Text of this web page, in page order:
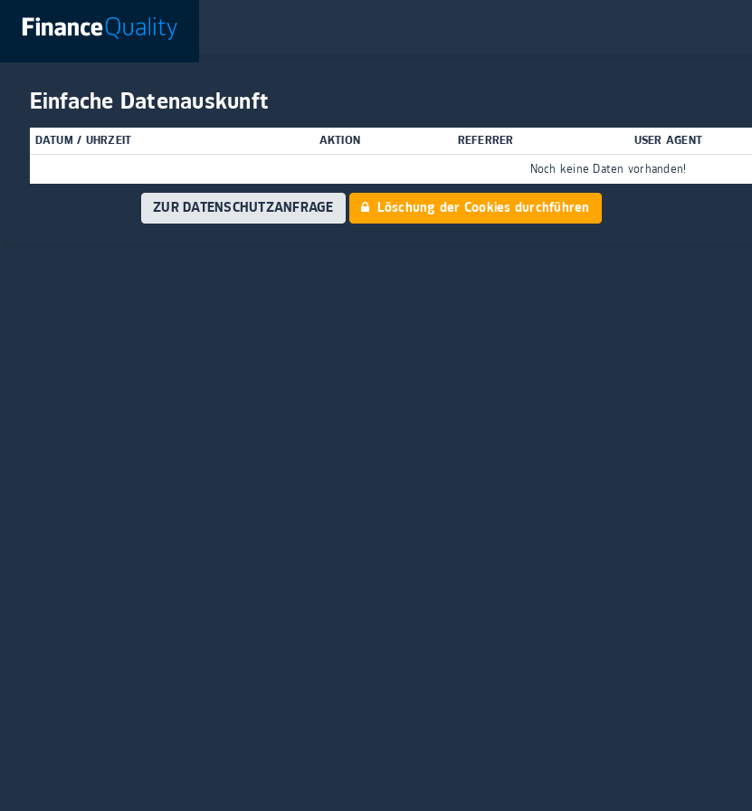
Einfache Datenauskunft
DATUM / UHRZEIT AKTION REFERRER USER AGENT
Noch keine Daten vorhanden!
ZUR DATENSCHUTZANFRAGE Löschung der Cookies durchführen